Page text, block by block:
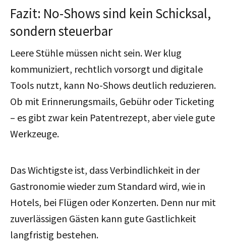
Fazit: No-Shows sind kein Schicksal,
sondern steuerbar
Leere Stühle müssen nicht sein. Wer klug
kommuniziert, rechtlich vorsorgt und digitale
Tools nutzt, kann No-Shows deutlich reduzieren.
Ob mit Erinnerungsmails, Gebühr oder Ticketing
– es gibt zwar kein Patentrezept, aber viele gute
Werkzeuge.
Das Wichtigste ist, dass Verbindlichkeit in der
Gastronomie wieder zum Standard wird, wie in
Hotels, bei Flügen oder Konzerten. Denn nur mit
zuverlässigen Gästen kann gute Gastlichkeit
langfristig bestehen.